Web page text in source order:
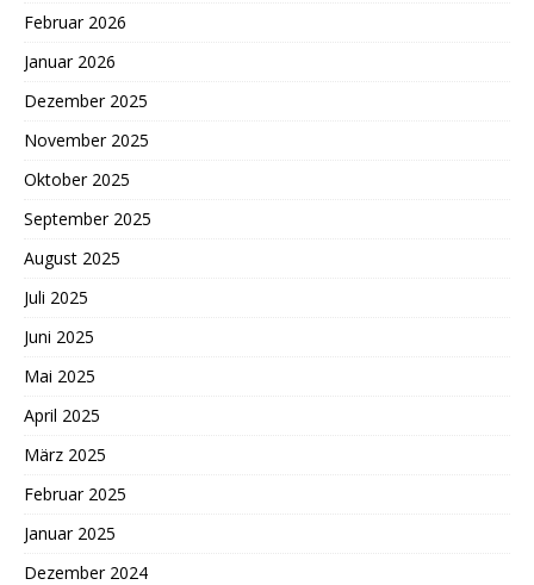
Februar 2026
Januar 2026
Dezember 2025
November 2025
Oktober 2025
September 2025
August 2025
Juli 2025
Juni 2025
Mai 2025
April 2025
März 2025
Februar 2025
Januar 2025
Dezember 2024